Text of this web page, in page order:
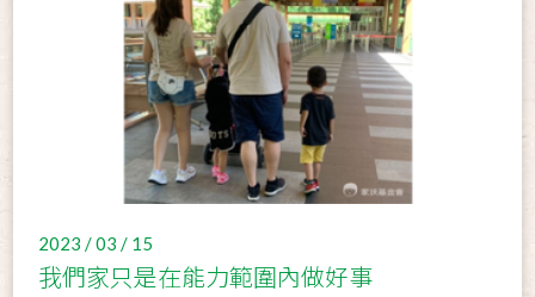
2023 / 03 / 15
我們家只是在能力範圍內做好事